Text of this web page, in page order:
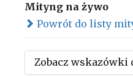
Mityng na żywo
Powrót do listy
Zobacz wskazówki